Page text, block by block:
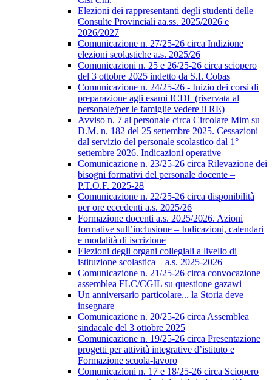
Elezioni dei rappresentanti degli studenti delle
Consulte Provinciali aa.ss. 2025/2026 e
2026/2027
Comunicazione n. 27/25-26 circa Indizione
elezioni scolastiche a.s. 2025/26
Comunicazioni n. 25 e 26/25-26 circa sciopero
del 3 ottobre 2025 indetto da S.I. Cobas
Comunicazione n. 24/25-26 - Inizio dei corsi di
preparazione agli esami ICDL (riservata al
personale/per le famiglie vedere il RE)
Avviso n. 7 al personale circa Circolare Mim su
D.M. n. 182 del 25 settembre 2025. Cessazioni
dal servizio del personale scolastico dal 1°
settembre 2026. Indicazioni operative
Comunicazione n. 23/25-26 circa Rilevazione dei
bisogni formativi del personale docente –
P.T.O.F. 2025-28
Comunicazione n. 22/25-26 circa disponibilità
per ore eccedenti a.s. 2025/26
Formazione docenti a.s. 2025/2026. Azioni
formative sull’inclusione – Indicazioni, calendari
e modalità di iscrizione
Elezioni degli organi collegiali a livello di
istituzione scolastica – a.s. 2025-2026
Comunicazione n. 21/25-26 circa convocazione
assemblea FLC/CGIL su questione gazawi
Un anniversario particolare... la Storia deve
insegnare
Comunicazione n. 20/25-26 circa Assemblea
sindacale del 3 ottobre 2025
Comunicazione n. 19/25-26 circa Presentazione
progetti per attività integrative d’istituto e
Formazione scuola-lavoro
Comunicazioni n. 17 e 18/25-26 circa Sciopero